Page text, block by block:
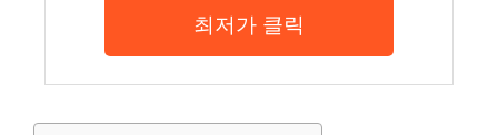
최저가 클릭